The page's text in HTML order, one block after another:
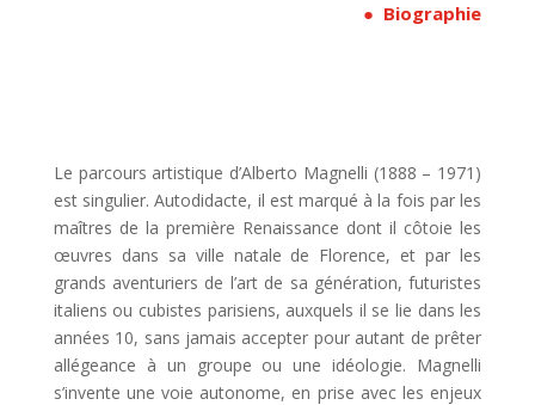
● Biographie
Le parcours artistique d’Alberto Magnelli (1888 – 1971)
est singulier. Autodidacte, il est marqué à la fois par les
maîtres de la première Renaissance dont il côtoie les
œuvres dans sa ville natale de Florence, et par les
grands aventuriers de l’art de sa génération, futuristes
italiens ou cubistes parisiens, auxquels il se lie dans les
années 10, sans jamais accepter pour autant de prêter
allégeance à un groupe ou une idéologie. Magnelli
s’invente une voie autonome, en prise avec les enjeux